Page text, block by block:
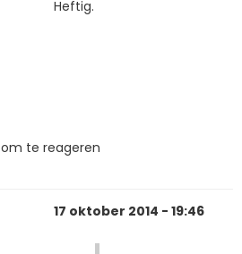
Heftig.
om te reageren
17 oktober 2014 - 19:46